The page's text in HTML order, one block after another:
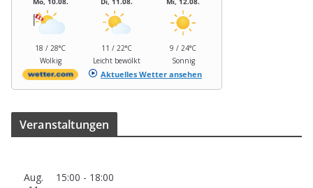
18 / 28°C
Wolkig
11 / 22°C
Leicht bewölkt
9 / 24°C
Sonnig
Aktuelles Wetter ansehen
Ver­an­stal­tun­gen
Aug.
15:00 - 18:00